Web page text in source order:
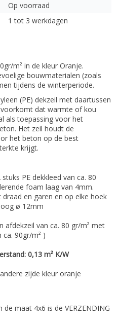
Op voorraad
1 tot 3 werkdagen
m² in de kleur Oranje.
bouwmaterialen (zoals
tijdens de winterperiode.
(PE) dekzeil met daartussen
dat warmte of kou
als toepassing voor het
Het zeil houdt de
het beton op de best
krijgt.
PE dekkleed van ca. 80
foam laag van 4mm.
en garen en op elke hoek
ø 12mm
afdekzeil van ca. 80 gr/m² met
90gr/m² )
0,13 m² K/W
zijde kleur oranje
de maat 4x6 is de VERZENDING